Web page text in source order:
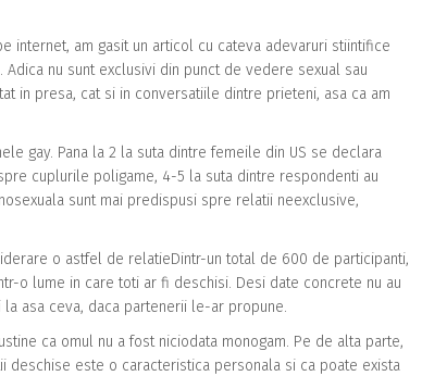
internet, am gasit un articol cu cateva adevaruri stiintifice
nu sunt exclusivi din punct de vedere sexual sau
in presa, cat si in conversatiile dintre prieteni, asa ca am
gay. Pana la 2 la suta dintre femeile din US se declara
cuplurile poligame, 4-5 la suta dintre respondenti au
sunt mai predispusi spre relatii neexclusive,
o astfel de relatieDintr-un total de 600 de participanti,
o lume in care toti ar fi deschisi. Desi date concrete nu au
asa ceva, daca partenerii le-ar propune.
ca omul nu a fost niciodata monogam. Pe de alta parte,
este o caracteristica personala si ca poate exista